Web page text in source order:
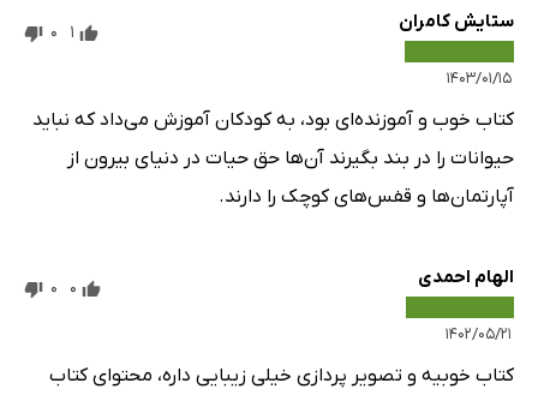
ستایش کامران
۱۴۰۳/۰۱/۱۵
1
0
کتاب خوب و آموزنده‌ای بود، به کودکان آموزش می‌داد که نباید
حیوانات را در بند بگیرند آن‌ها حق حیات در دنیای بیرون از
آپارتمان‌ها و قفس‌های کوچک را دارند.
الهام احمدی
۱۴۰۲/۰۵/۲۱
0
0
کتاب خوبیه و تصویر پردازی خیلی زیبایی داره، محتوای کتاب